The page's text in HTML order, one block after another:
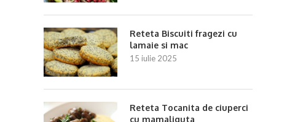
Reteta Biscuiti fragezi cu
lamaie si mac
15 iulie 2025
Reteta Tocanita de ciuperci
cu mamaliguta